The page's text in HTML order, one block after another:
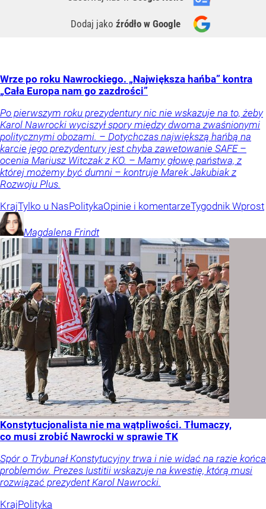
Dodaj jako źródło w Google
Wrze po roku Nawrockiego. „Największa hańba” kontra
„Cała Europa nam go zazdrości”
Po pierwszym roku prezydentury nic nie wskazuje na to, żeby
Karol Nawrocki wyciszył spory między dwoma zwaśnionymi
politycznymi obozami. – Dotychczas największą hańbą na
karcie jego prezydentury jest chyba zawetowanie SAFE –
ocenia Mariusz Witczak z KO. – Mamy głowę państwa, z
której możemy być dumni – kontruje Marek Jakubiak z
Rozwoju Plus.
KrajTylko u NasPolitykaOpinie i komentarzeTygodnik Wprost
Magdalena Frindt
Konstytucjonalista nie ma wątpliwości. Tłumaczy,
co musi zrobić Nawrocki w sprawie TK
Spór o Trybunał Konstytucyjny trwa i nie widać na razie końca
problemów. Prezes Iustitii wskazuje na kwestię, którą musi
rozwiązać prezydent Karol Nawrocki.
KrajPolityka